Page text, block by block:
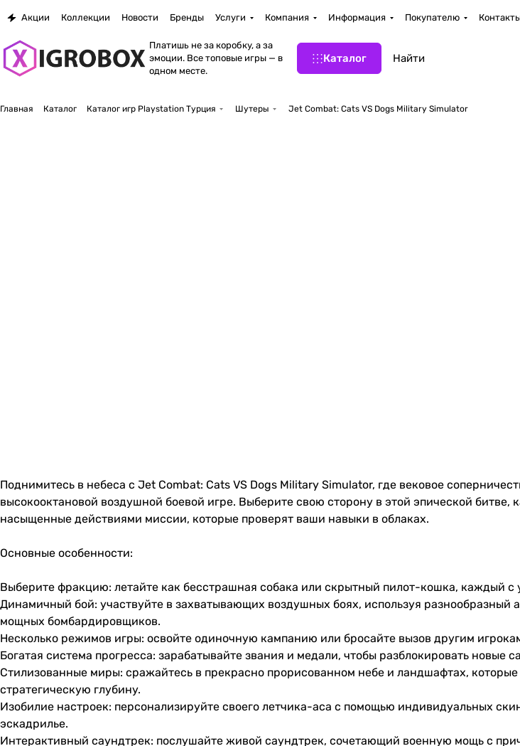
Акции Коллекции Новости Бренды Услуги Компания Информация Покупателю
Платишь не за коробку, а за
эмоции. Все топовые игры — в
одном месте.
Каталог
Главная Каталог Каталог игр Playstation Турция Шутеры Jet Combat: Cats VS Dogs Military Simulator
Поднимитесь в небеса с Jet Combat: Cats VS Dogs Military Simulator, где вековое
высокооктановой воздушной боевой игре. Выберите свою сторону в этой эпической битве,
насыщенные действиями миссии, которые проверят ваши навыки в облаках.
Основные особенности:
Выберите фракцию: летайте как бесстрашная собака или скрытный пилот-кошка, каждый
Динамичный бой: участвуйте в захватывающих воздушных боях, используя разнообразный
мощных бомбардировщиков.
Несколько режимов игры: освойте одиночную кампанию или бросайте вызов другим
Богатая система прогресса: зарабатывайте звания и медали, чтобы разблокировать новые
Стилизованные миры: сражайтесь в прекрасно прорисованном небе и ландшафтах, которые
стратегическую глубину.
Изобилие настроек: персонализируйте своего летчика-аса с помощью индивидуальных
эскадрилье.
Интерактивный саундтрек: послушайте живой саундтрек, сочетающий военную мощь с